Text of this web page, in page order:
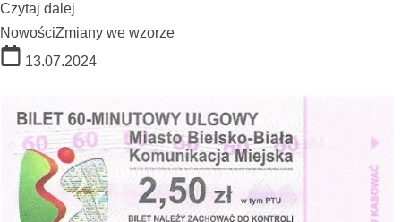
Czytaj dalej
NowościZmiany we wzorze
13.07.2024